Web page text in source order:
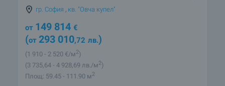
гр. София кв. "Овча купел"
от 149 814 €
(от 293 010,72 лв.)
(1 910 - 2 520 €/м2)
(3 735,64 - 4 928,69 лв./м2)
Площ: 59.45 - 111.90 м2